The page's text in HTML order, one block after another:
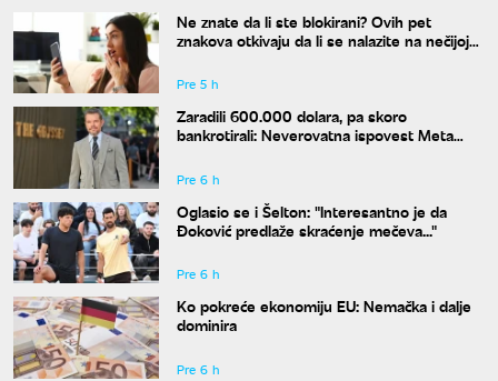
Ne znate da li ste blokirani? Ovih pet
znakova otkivaju da li se nalazite na nečijoj
Pre 5 h
Zaradili 600.000 dolara, pa skoro
bankrotirali: Neverovatna ispovest Meta
Pre 6 h
Oglasio se i Šelton: "Interesantno je da
Đoković predlaže skraćenje mečeva..."
Pre 6 h
Ko pokreće ekonomiju EU: Nemačka i dalje
dominira
Pre 6 h